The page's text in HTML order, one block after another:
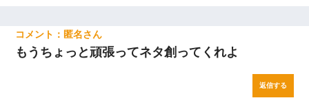
匿名
もうちょっと頑張ってネタ創ってくれよ
返信する